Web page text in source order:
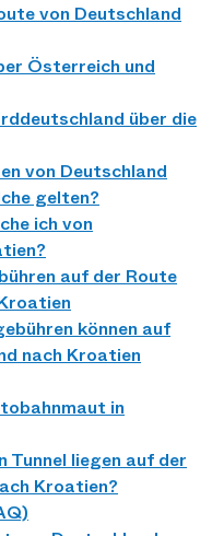
von Deutschland
Österreich und
über die
von Deutschland
gelten?
ich von
auf der Route
können auf
nach Kroatien
in
Tunnel liegen auf der
Kroatien?